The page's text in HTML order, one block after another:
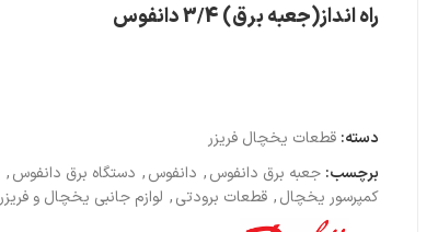
راه انداز(جعبه برق) 3/4 دانفوس
دسته: قطعات یخچال فریزر
برچسب: جعبه برق دانفوس, دانفوس, دستگاه برق دانفوس,
کمپرسور یخچال, قطعات برودتی, لوازم جانبی یخچال و فریزر